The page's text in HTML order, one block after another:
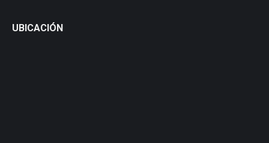
opensopensopens
UBICACIÓN